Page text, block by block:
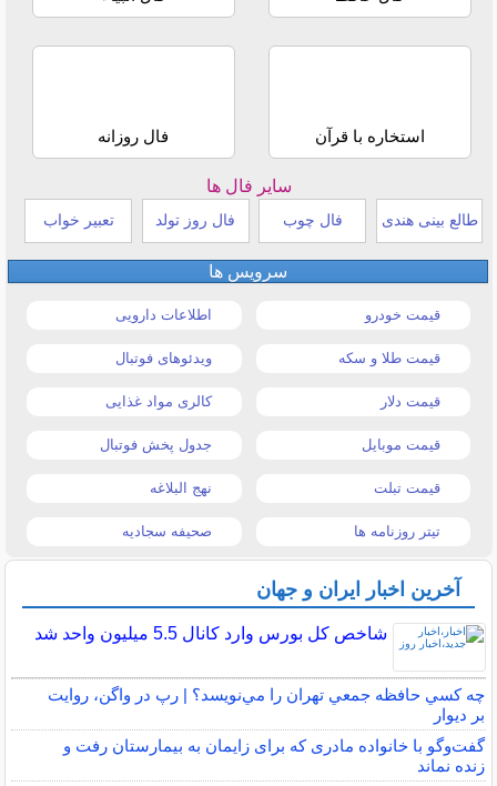
استخاره با قرآن فال روزانه
سایر فال ها
طالع بینی هندی فال چوب فال روز تولد تعبیر خواب
سرویس ها
قیمت خودرو اطلاعات دارویی
قیمت طلا و سکه ویدئوهای فوتبال
قیمت دلار کالری مواد غذایی
قیمت موبایل جدول پخش فوتبال
قیمت تبلت نهج البلاغه
تیتر روزنامه ها صحیفه سجادیه
آخرین اخبار ایران و جهان
شاخص کل بورس وارد کانال 5.5 میلیون واحد شد
چه كسي حافظه جمعي تهران را مي‌نويسد؟ | رپ در واگن، روايت
بر ديوار
گفت‌وگو با خانواده مادری که برای زایمان به بیمارستان رفت و
زنده نماند